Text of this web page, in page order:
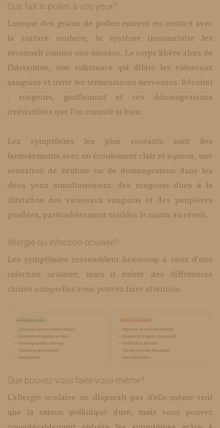
Que fait le pollen à vos yeux?
​Lorsque des grains de pollen entrent en contact avec
la surface oculaire, le système immunitaire les
reconnaît comme une menace. Le corps libère alors de
l'histamine, une substance qui dilate les vaisseaux
sanguins et irrite les terminaisons nerveuses. Résultat
: rougeurs, gonflement et ces démangeaisons
irrésistibles que l'on connaît si bien.
Les symptômes les plus courants sont des
larmoiements avec un écoulement clair et aqueux, une
sensation de brûlure ou de démangeaison dans les
deux yeux simultanément, des rougeurs dues à la
dilatation des vaisseaux sanguins et des paupières
gonflées, particulièrement visibles le matin au réveil.
Allergie ou infection oculaire?
​Les symptômes ressemblent beaucoup à ceux d'une
infection oculaire, mais il existe des différences
claires auxquelles vous pouvez faire attention.
Que pouvez-vous faire vous-même?
L’allergie oculaire ne disparaît pas d’elle-même tant
que la saison pollinique dure, mais vous pouvez